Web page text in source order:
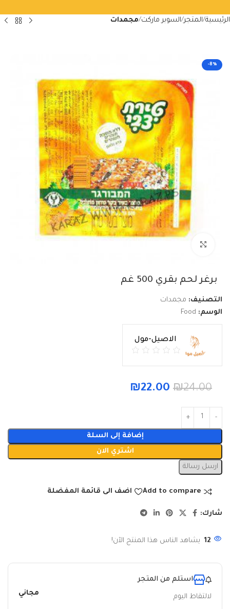
الرئيسية المتجر السوبر ماركت مجمدات
-8%
برغر لحم بقري 500 غم
التصنيف: مجمدات
الوسم: Food
الاصيل-مول
₪24.00
₪22.00
إضافة إلى السلة
اشتري الان
ارسل رسالة
Add to compare اضف الى قائمة المفضلة
شارك:
12 يشاهد الناس هذا المنتج الآن!
استلم من المتجر
لالتقاط اليوم مجاني